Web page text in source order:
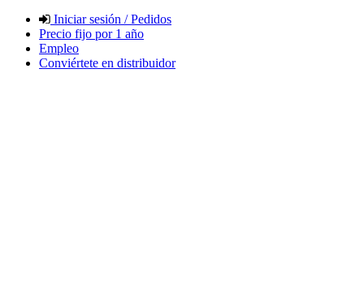
Iniciar sesión / Pedidos
Precio fijo por 1 año
Empleo
Conviértete en distribuidor